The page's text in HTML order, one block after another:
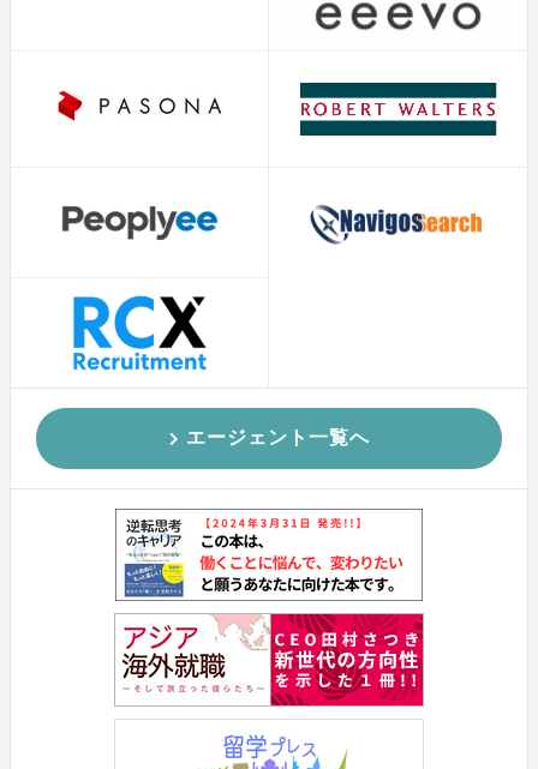
エージェント一覧へ